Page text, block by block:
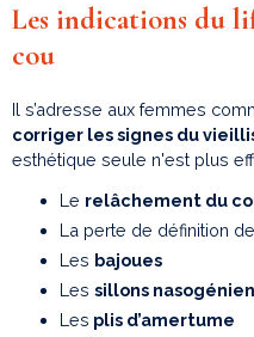
Les indications du
cou
Il s’adresse aux femmes
corriger les signes du
esthétique seule n'est plus
Le relâchement du
La perte de définition
Les bajoues
Les sillons
Les plis d’amertume